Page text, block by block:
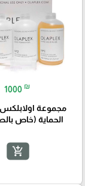
1000 ₪
مجموعة اولابلكس
الحماية (خاص
add_shopping_cart